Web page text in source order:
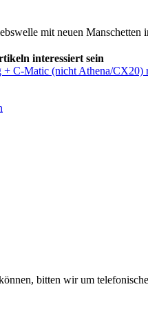
mit neuen Manschetten
interessiert sein
bitten wir um